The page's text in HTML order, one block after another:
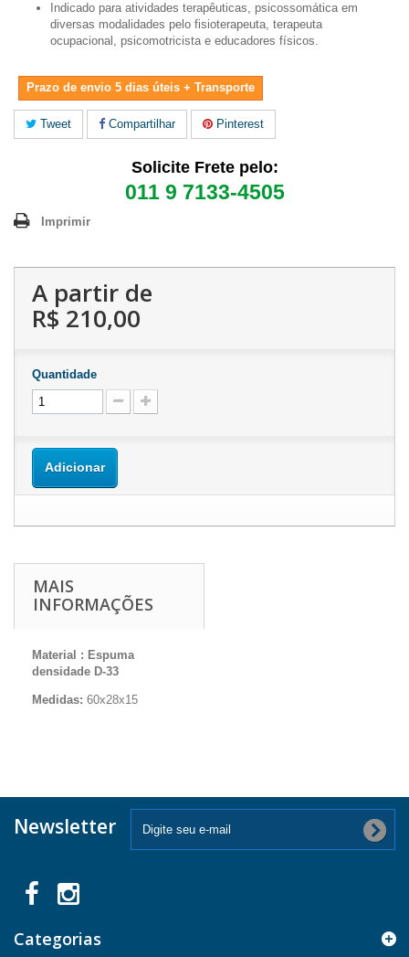
Indicado para atividades terapêuticas, psicossomática em
diversas modalidades pelo fisioterapeuta, terapeuta
ocupacional, psicomotricista e educadores físicos.
Prazo de envio 5 dias úteis + Transporte
Tweet Compartilhar Pinterest
Solicite Frete pelo:
011 9 7133-4505
Imprimir
A partir de
R$ 210,00
Quantidade
Adicionar
MAIS
INFORMAÇÕES
Material : Espuma
densidade D-33
Medidas: 60x28x15
Newsletter
Categorias